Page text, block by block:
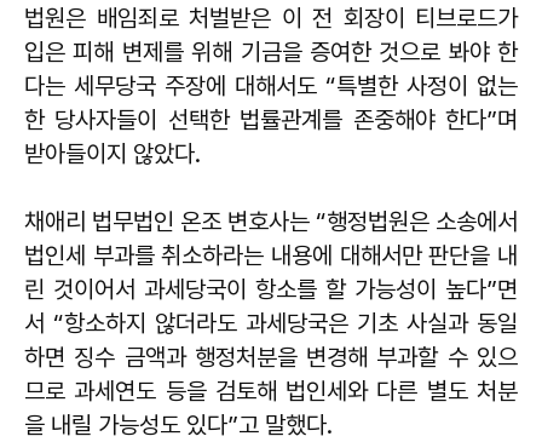
법원은 배임죄로 처벌받은 이 전 회장이 티브로드가
입은 피해 변제를 위해 기금을 증여한 것으로 봐야 한
다는 세무당국 주장에 대해서도 “특별한 사정이 없는
한 당사자들이 선택한 법률관계를 존중해야 한다”며
받아들이지 않았다.
채애리 법무법인 온조 변호사는 “행정법원은 소송에서
법인세 부과를 취소하라는 내용에 대해서만 판단을 내
린 것이어서 과세당국이 항소를 할 가능성이 높다”면
서 “항소하지 않더라도 과세당국은 기초 사실과 동일
하면 징수 금액과 행정처분을 변경해 부과할 수 있으
므로 과세연도 등을 검토해 법인세와 다른 별도 처분
을 내릴 가능성도 있다”고 말했다.